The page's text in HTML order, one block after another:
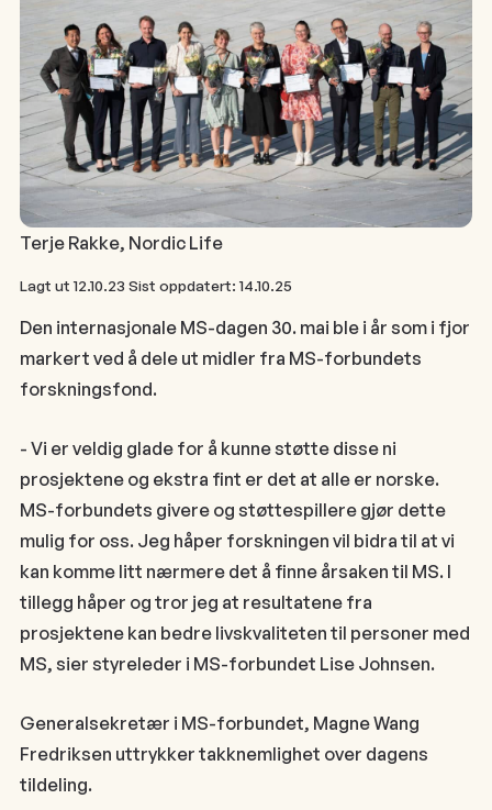
Terje Rakke, Nordic Life
Lagt ut12.10.23Sist oppdatert: 14.10.25
Den internasjonale MS-dagen 30. mai ble i år som i fjor
markert ved å dele ut midler fra MS-forbundets
forskningsfond.
- Vi er veldig glade for å kunne støtte disse ni
prosjektene og ekstra fint er det at alle er norske.
MS-forbundets givere og støttespillere gjør dette
mulig for oss. Jeg håper forskningen vil bidra til at vi
kan komme litt nærmere det å finne årsaken til MS. I
tillegg håper og tror jeg at resultatene fra
prosjektene kan bedre livskvaliteten til personer med
MS, sier styreleder i MS-forbundet Lise Johnsen.
Generalsekretær i MS-forbundet, Magne Wang
Fredriksen uttrykker takknemlighet over dagens
tildeling.